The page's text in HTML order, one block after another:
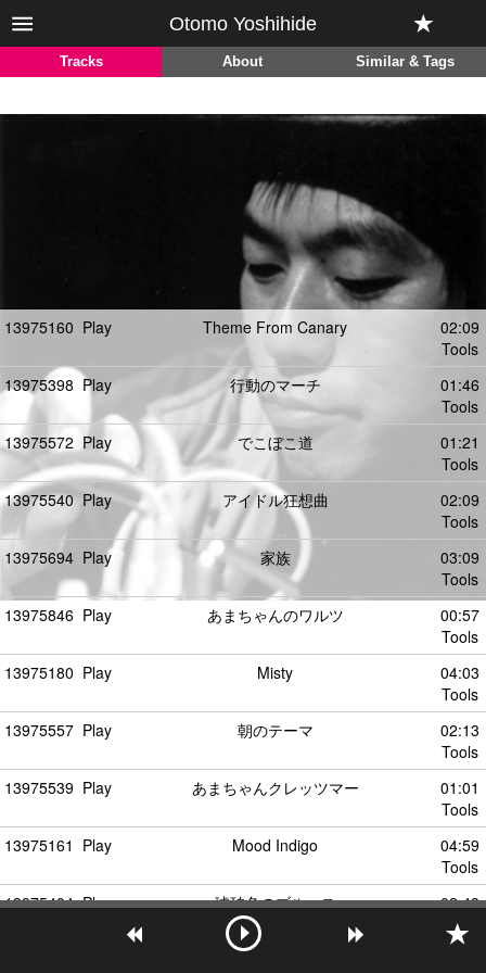
Otomo Yoshihide
Tracks About Similar & Tags
13975160 Play Theme From Canary
02:09
Tools
13975398 Play 行動のマーチ
01:46
Tools
13975572 Play でこぼこ道
01:21
Tools
13975540 Play アイドル狂想曲
02:09
Tools
13975694 Play 家族
03:09
Tools
13975846 Play あまちゃんのワルツ
00:57
Tools
13975180 Play Misty
04:03
Tools
13975557 Play 朝のテーマ
02:13
Tools
13975539 Play あまちゃんクレッツマー
01:01
Tools
13975161 Play Mood Indigo
04:59
Tools
13975404 Play 琥珀色のブルース
02:48
Tools